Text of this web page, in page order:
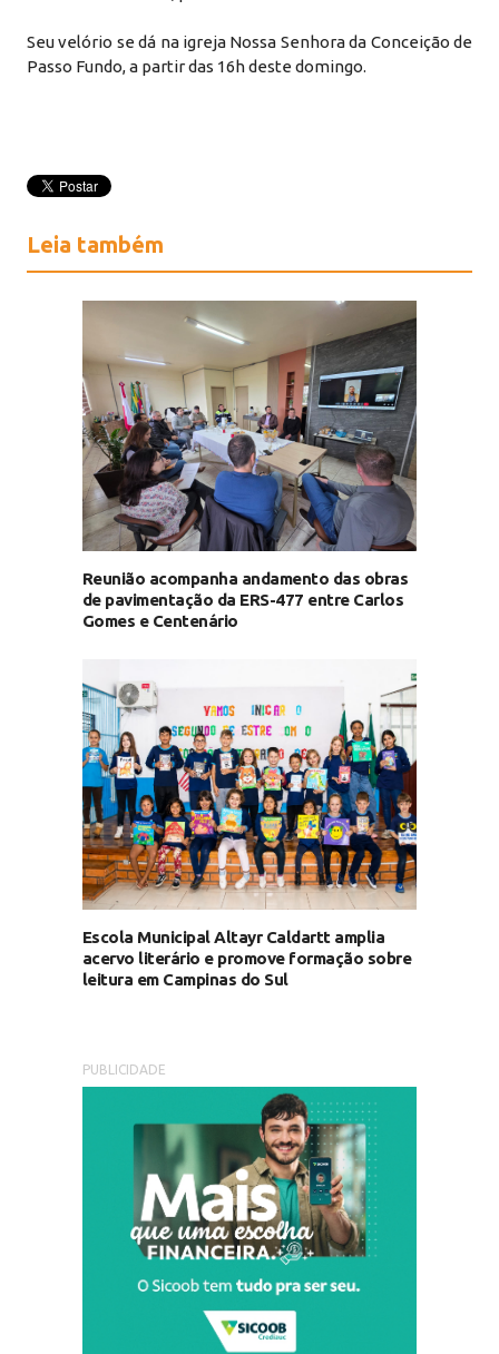
Seu velório se dá na igreja Nossa Senhora da Conceição de
Passo Fundo, a partir das 16h deste domingo.
Leia também
Reunião acompanha andamento das obras
de pavimentação da ERS-477 entre Carlos
Gomes e Centenário
Escola Municipal Altayr Caldartt amplia
acervo literário e promove formação sobre
leitura em Campinas do Sul
PUBLICIDADE